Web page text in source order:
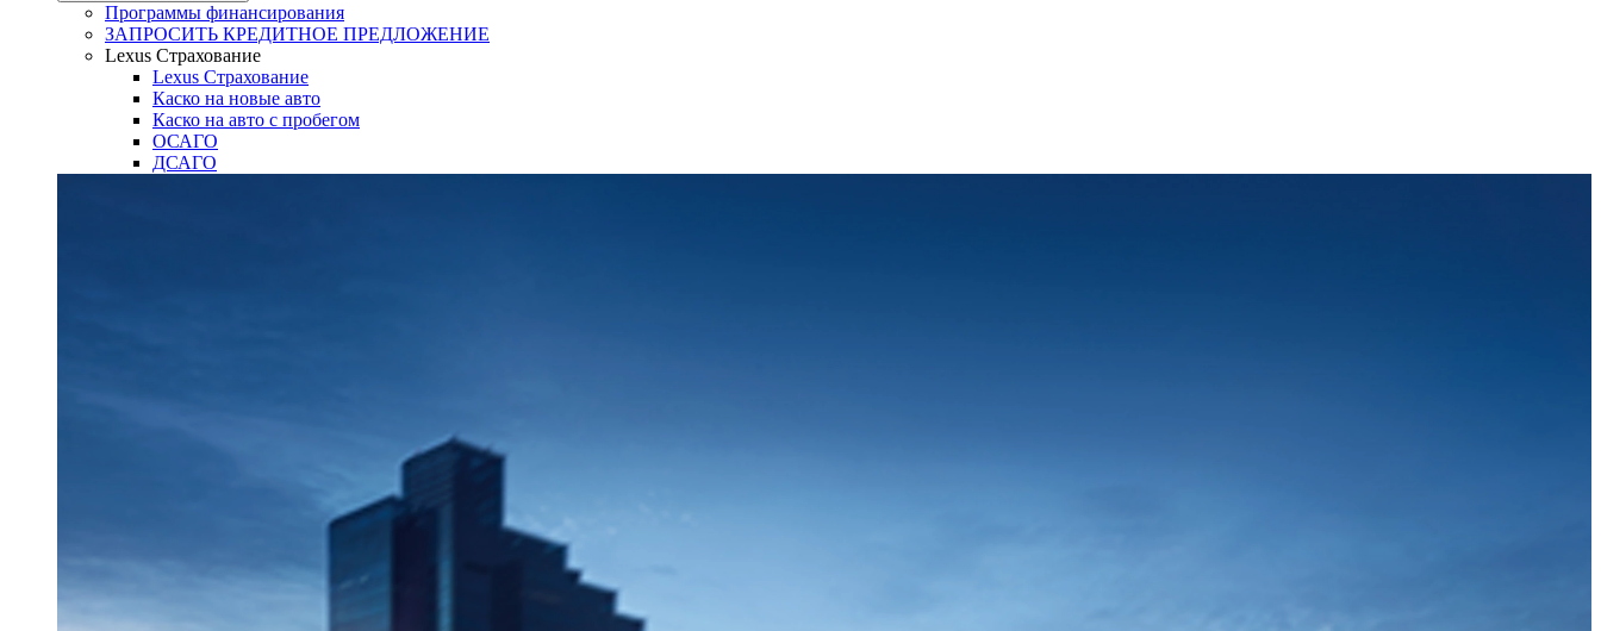
Программы финансирования
ЗАПРОСИТЬ КРЕДИТНОЕ ПРЕДЛОЖЕНИЕ
Lexus Страхование
Lexus Страхование
Каско на новые авто
Каско на авто с пробегом
ОСАГО
ДСАГО